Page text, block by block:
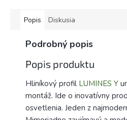
Popis Diskusia
Podrobný popis
Popis produktu
Hliníkový profil LUMINES Y
montáž. Ide o inovatívny
osvetlenia. Jeden z